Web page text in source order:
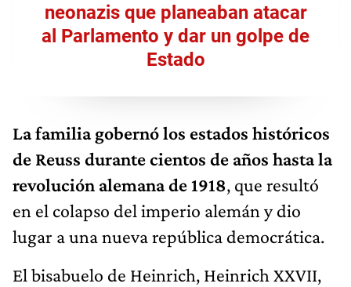
neonazis que planeaban atacar
al Parlamento y dar un golpe de
Estado
La familia gobernó los estados históricos
de Reuss durante cientos de años hasta la
revolución alemana de 1918, que resultó
en el colapso del imperio alemán y dio
lugar a una nueva república democrática.
El bisabuelo de Heinrich, Heinrich XXVII,